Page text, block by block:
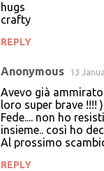
hugs
crafty
REPLY
Anonymous 13
Avevo già
loro super brave !!!! )
Fede.... non ho
insieme.. così ho
Al prossimo
REPLY